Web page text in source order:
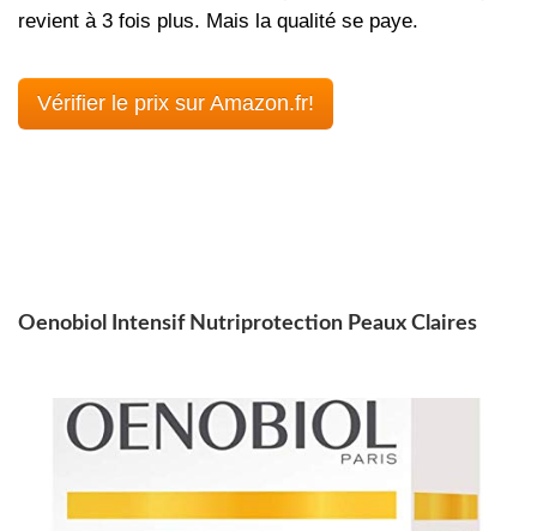
revient à 3 fois plus. Mais la qualité se paye.
Vérifier le prix sur Amazon.fr!
Oenobiol Intensif Nutriprotection Peaux Claires